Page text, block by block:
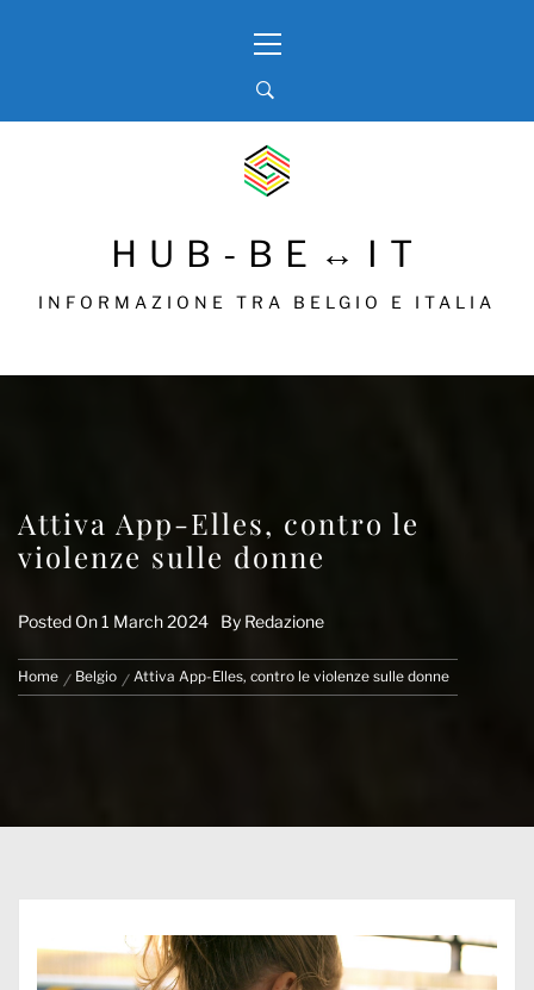
Menu
HUB-BE↔IT
INFORMAZIONE TRA BELGIO E ITALIA
Attiva App-Elles, contro le
violenze sulle donne
Posted On1 March 2024 By Redazione
Home Belgio Attiva App-Elles, contro le violenze sulle donne